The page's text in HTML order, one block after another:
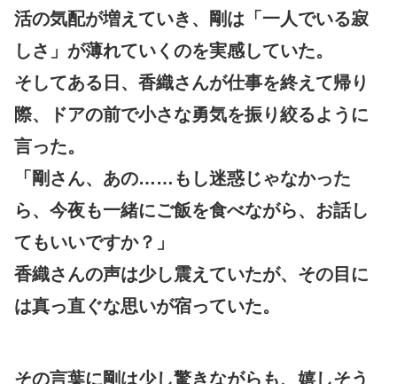
活の気配が増えていき、剛は「一人でいる寂
しさ」が薄れていくのを実感していた。
そしてある日、香織さんが仕事を終えて帰り
際、ドアの前で小さな勇気を振り絞るように
言った。
「剛さん、あの……もし迷惑じゃなかった
ら、今夜も一緒にご飯を食べながら、お話し
てもいいですか？」
香織さんの声は少し震えていたが、その目に
は真っ直ぐな思いが宿っていた。
その言葉に剛は少し驚きながらも、嬉しそう